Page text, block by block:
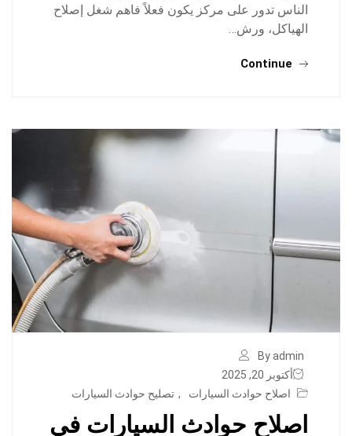
الناس تدور على مركز يكون فعلاً فاهم شغل إصلاح
الهياكل، ورش…
Continue
By admin
أكتوبر 20, 2025
اصلاح حوادث السيارات
, تصليح حوادث السيارات
اصلاح حوادث السيارات في